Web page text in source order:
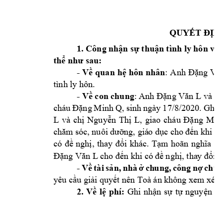
QUYẾT
1. Công nhận sự thuận tình ly hôn
thể như sau:
- Về quan hệ hôn nhân: Anh Đặng
tình ly hôn.
- Về con chung: Anh Đặng Văn L và
cháu Đặng Minh Q, sinh ngày 17/8/2020. Ghi
L và chị Nguyễn Thị L, giao cháu Đặng
chăm sóc, nuôi dưỡng, giáo dục cho đến khi
có đề nghị, thay đổi khác. Tạm hoãn nghĩa
Đặng Văn L cho đến khi có đề nghị, thay đổi
- Về tài sản, nhà ở chung, công nợ
yêu cầu giải quyết nên Toà án không xem xét.
2. Về lệ phí: Ghi nhận sự tự nguyện